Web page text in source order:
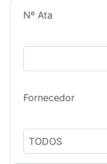
Nº Ata
Fornecedor
TODOS